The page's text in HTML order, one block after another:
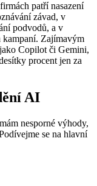
patří nasazení
závad, v
podvodů, a v
kampaní. Zajímavým
Copilot či Gemini,
procent jen za
AI
nesporné výhody,
se na hlavní